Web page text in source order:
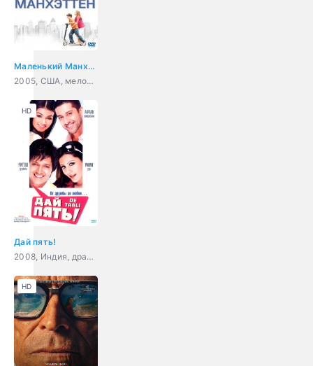
Маленький Манхэттен
2005, США, мелодрама, комедия, семейный
Дай пять!
2008, Индия, драма, мелодрама, комедия
HD
HD